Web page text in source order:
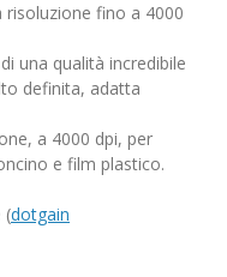
risoluzione fino a 4000
una qualità incredibile
definita, adatta
a 4000 dpi, per
e film plastico.
(dotgain